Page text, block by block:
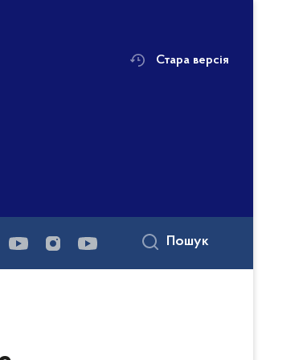
Стара версія
Пошук